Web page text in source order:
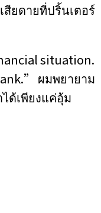
ยดายที่ปริ้นเตอร์
situation.
ผมพยายาม
ด้เพียงแค่อุ้ม